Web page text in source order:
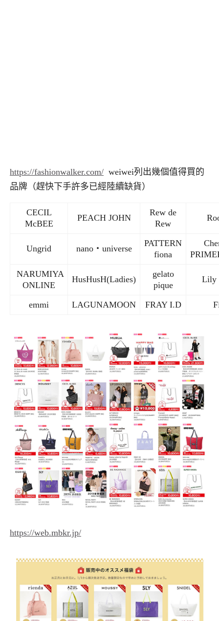
https://fashionwalker.com/ weiwei列出幾個值得買的
品牌（趕快下手許多已經陸續缺貨）
CECIL
McBEE
PEACH JOHN
Rew de
Rew
Ungrid nano・universe
PATTERN
fiona
NARUMIYA
ONLINE
HusHusH(Ladies)
gelato
pique
Lily
emmi LAGUNAMOON FRAY I.D
https://web.mbkr.jp/